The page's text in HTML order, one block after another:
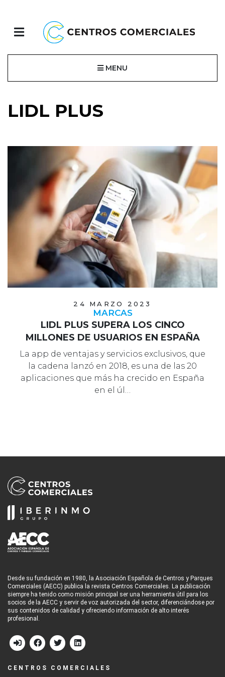
MENU
LIDL PLUS
24 MARZO 2023
MARCAS
LIDL PLUS SUPERA LOS CINCO
MILLONES DE USUARIOS EN ESPAÑA
La app de ventajas y servicios exclusivos, que
la cadena lanzó en 2018, es una de las 20
aplicaciones que más ha crecido en España
en el úl…
Desde su fundación en 1980, la Asociación Española de Centros y Parques
Comerciales (AECC) publica la revista Centros Comerciales. La publicación
siempre ha tenido como misión principal ser una herramienta útil para los
socios de la AECC y servir de voz autorizada del sector, diferenciándose por
sus contenidos de calidad y ofreciendo información de alto interés
profesional.
CENTROS COMERCIALES